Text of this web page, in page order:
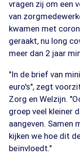
vragen zij om een
van
kwamen met
geraakt, nu long
meer dan 2 jaar
"In de brief van
euro's", zegt
Zorg en Welzijn.
groep veel kleiner
aangeven. Samen
kijken we hoe dit
beïnvloedt."